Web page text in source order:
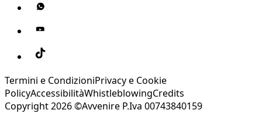
Termini e CondizioniPrivacy e Cookie
PolicyAccessibilitàWhistleblowingCredits
Copyright 2026 ©Avvenire P.Iva 00743840159